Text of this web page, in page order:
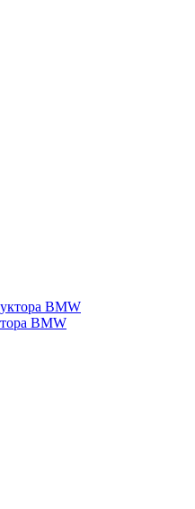
BMW
BMW